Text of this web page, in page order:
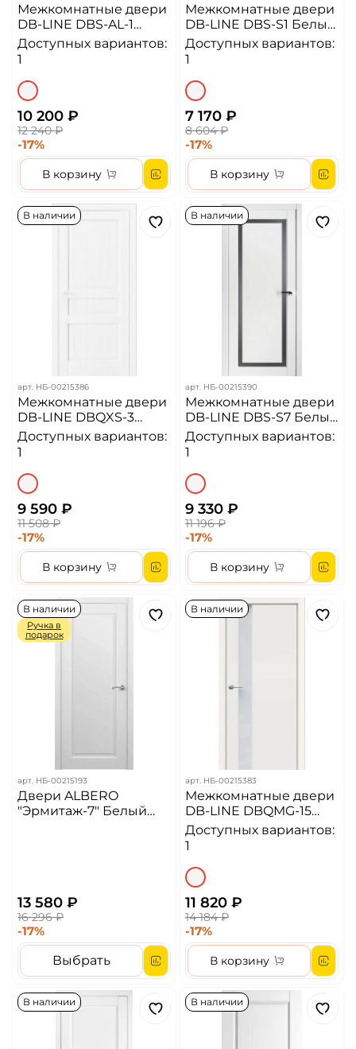
Межкомнатные двери
DB-LINE DBS-AL-1
Белый матовый/
черный молдинг,
Доступных вариантов:
1
10 200 ₽
12 240 ₽
-17%
В корзину
Межкомнатные двери
DB-LINE DBS-S1 Белый
матовый/сатин
Доступных вариантов:
1
7 170 ₽
8 604 ₽
-17%
В корзину
В наличии
арт. НБ-00215386
Межкомнатные двери
DB-LINE DBQXS-3
Ясень белый
Доступных вариантов:
1
9 590 ₽
11 508 ₽
-17%
В корзину
В наличии
арт. НБ-00215390
Межкомнатные двери
DB-LINE DBS-S7 Белый
матовый/сатин
Доступных вариантов:
1
9 330 ₽
11 196 ₽
-17%
В корзину
В наличии
Ручка в
подарок
арт. НБ-00215193
Двери ALBERO
"Эрмитаж-7" Белый
13 580 ₽
16 296 ₽
-17%
Выбрать
В наличии
арт. НБ-00215383
Межкомнатные двери
DB-LINE DBQMG-15
Софт белый/
Белоснежное
Доступных вариантов:
1
11 820 ₽
14 184 ₽
-17%
В корзину
В наличии В наличии